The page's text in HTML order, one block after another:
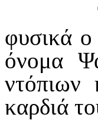
φυσικά ο
όνομα
ντόπιων
καρδιά